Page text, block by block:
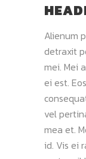
Alienum
detraxit
mei. Mei
ei est.
vel
mea et.
id. Vis ei